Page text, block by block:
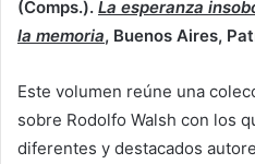
(Comps.). La esperanza
la memoria, Buenos Aires,
Este volumen reúne una
sobre Rodolfo Walsh con los
diferentes y destacados